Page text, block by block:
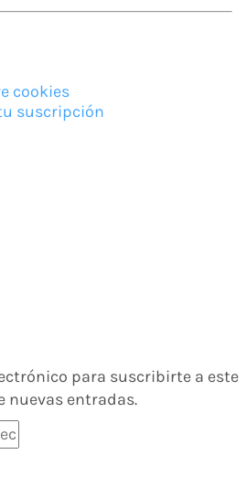
cookies
suscripción
para suscribirte a este
nuevas entradas.